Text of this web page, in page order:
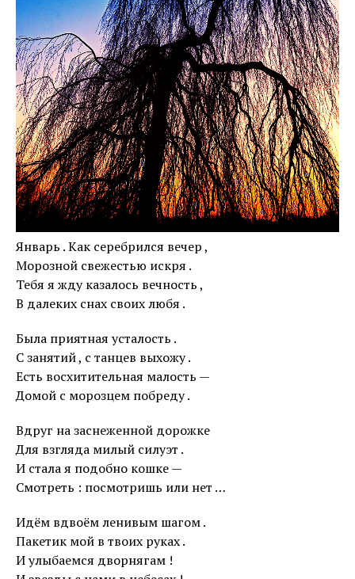
Январь . Как серебрился вечер ,
Морозной свежестью искря .
Тебя я жду казалось вечность ,
В далеких снах своих любя .
Была приятная усталость .
С занятий , с танцев выхожу .
Есть восхитительная малость —
Домой с морозцем побреду .
Вдруг на заснеженной дорожке
Для взгляда милый силуэт .
И стала я подобно кошке —
Смотреть : посмотришь или нет …
Идём вдвоём ленивым шагом .
Пакетик мой в твоих руках .
И улыбаемся дворнягам !